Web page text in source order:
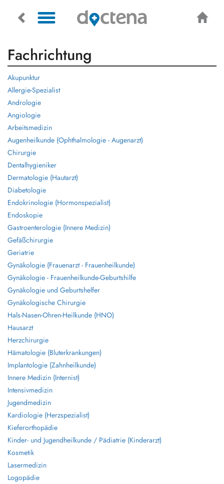
Fachrichtung
Akupunktur
Allergie-Spezialist
Andrologie
Angiologie
Arbeitsmedizin
Augenheilkunde (Ophthalmologie - Augenarzt)
Chirurgie
Dentalhygieniker
Dermatologie (Hautarzt)
Diabetologie
Endokrinologie (Hormonspezialist)
Endoskopie
Gastroenterologie (Innere Medizin)
Gefäßchirurgie
Geriatrie
Gynäkologie (Frauenarzt - Frauenheilkunde)
Gynäkologie - Frauenheilkunde-Geburtshilfe
Gynäkologie und Geburtshelfer
Gynäkologische Chirurgie
Hals-Nasen-Ohren-Heilkunde (HNO)
Hausarzt
Herzchirurgie
Hämatologie (Bluterkrankungen)
Implantologie (Zahnheilkunde)
Innere Medizin (Internist)
Intensivmedizin
Jugendmedizin
Kardiologie (Herzspezialist)
Kieferorthopädie
Kinder- und Jugendheilkunde / Pädiatrie (Kinderarzt)
Kosmetik
Lasermedizin
Logopädie